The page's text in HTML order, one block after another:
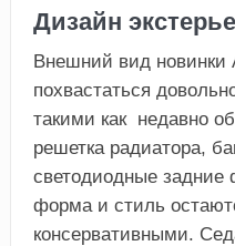
Дизайн
Внешний вид новинки
похвастаться
такими как недавно
решетка радиатора,
светодиодные
форма и стиль
консервативными.